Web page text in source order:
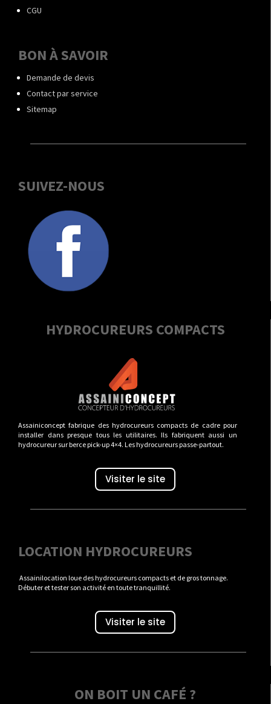
CGU
BON À SAVOIR
Demande de devis
Contact par service
Sitemap
SUIVEZ-NOUS
HYDROCUREURS COMPACTS
Assainiconcept fabrique des hydrocureurs compacts de cadre pour
installer dans presque tous les utilitaires. Ils fabriquent aussi un
hydrocureur sur berce pick-up 4×4. Les hydrocureurs passe-partout.
Visiter le site
LOCATION HYDROCUREURS
Assainilocation loue des hydrocureurs compacts et de gros tonnage.
Débuter et tester son activité en toute tranquillité.
Visiter le site
ON BOIT UN CAFÉ ?